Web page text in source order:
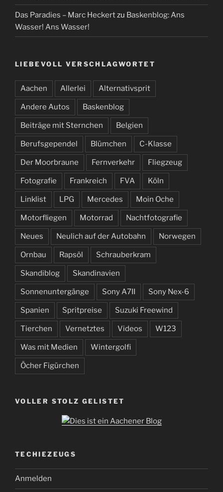
Das Paradies – Marc Heckertzu Baskenblog: Ans
Wasser! Ans Wasser!
LIEBEVOLL VERSCHLAGWORTET
Aachen Allerlei Alternativsprit
Andere Autos Baskenblog
Beiträge mit Sternchen Belgien
Berufsgependel Blümchen C-Klasse
Der Moorbraune Fernverkehr Fliegzeug
Fotografie Frankreich FVA Köln
Linklist LPG Mercedes Moin Oche
Motorfliegen Motorrad Nachtfotografie
Neues Neulich auf der Autobahn Norwegen
Ornbau Rapsöl Schrauberkram
Skandiblog Skandinavien
Sonnenuntergänge Sony A7II Sony Nex-6
Spanien Spritpreise Suzuki Freewind
Tierchen Vernetztes Videos W123
Was mit Medien Wintergolfi
Öcher Figürchen
VOLLER STOLZ GELISTET
TECHIEZEUGS
Anmelden